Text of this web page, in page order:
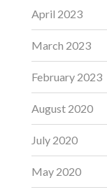
April 2023
March 2023
February 2023
August 2020
July 2020
May 2020